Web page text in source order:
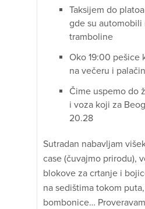
Taksijem do
gde su automobili
tramboline
Oko 19:00 pešice
na večeru i
Čime uspemo do
i voza koji za
20.28
Sutradan nabavljam
case (čuvajmo prirodu),
blokove za crtanje i
na sedištima tokom
bombonice…